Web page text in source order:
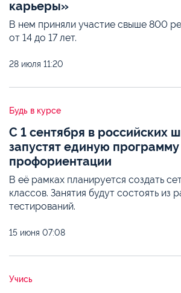
карьеры»
В нем приняли участие свыше 800
от 14 до 17 лет.
28 июля 11:20
Будь в курсе
С 1 сентября в российских
запустят единую программу
профориентации
В её рамках планируется создать
классов. Занятия будут состоять из
тестирований.
15 июня 07:08
Учись